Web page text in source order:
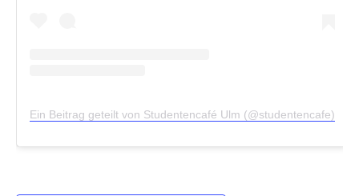
Ein Beitrag geteilt von Studentencafé Ulm (@studentencafe)